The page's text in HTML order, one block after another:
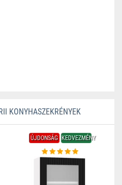
KONYHASZEKRÉNYEK
ÚJDONSÁG KEDVEZMÉNY